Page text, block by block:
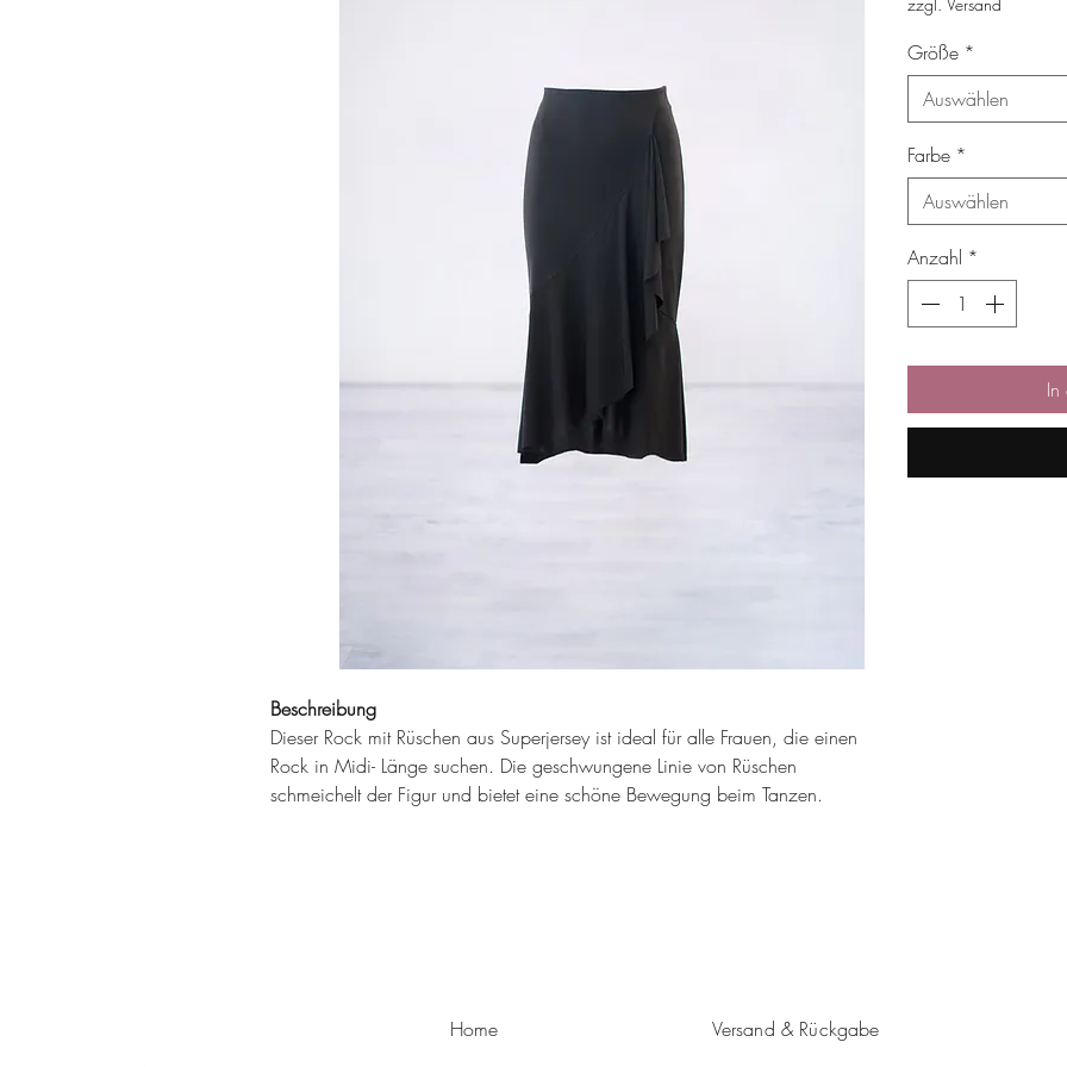
Beschreibung
Dieser Rock mit Rüschen aus Superjersey ist ideal für alle Frauen, die einen
Rock in Midi- Länge suchen. Die geschwungene Linie von Rüschen
schmeichelt der Figur und bietet eine schöne Bewegung beim Tanzen.
zzgl. Versand
Größe *
Auswählen
Farbe *
Auswählen
Anzahl *
Home Versand & Rückgabe